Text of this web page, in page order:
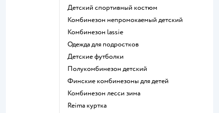
Детский спортивный костюм
Комбинезон непромокаемый детский
Комбинезон lassie
Одежда для подростков
Детские футболки
Полукомбинезон детский
Финские комбинезоны для детей
Комбинезон лесси зима
Reima куртка